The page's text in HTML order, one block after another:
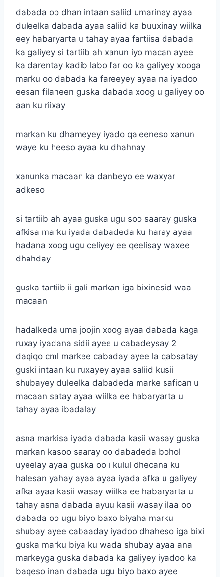
dabada oo dhan intaan saliid umarinay ayaa
duleelka dabada ayaa saliid ka buuxinay wiilka
eey habaryarta u tahay ayaa fartiisa dabada
ka galiyey si tartiib ah xanun iyo macan ayee
ka darentay kadib labo far oo ka galiyey xooga
marku oo dabada ka fareeyey ayaa na iyadoo
eesan filaneen guska dabada xoog u galiyey oo
aan ku riixay
markan ku dhameyey iyado qaleeneso xanun
waye ku heeso ayaa ku dhahnay
xanunka macaan ka danbeyo ee waxyar
adkeso
si tartiib ah ayaa guska ugu soo saaray guska
afkisa marku iyada dabadeda ku haray ayaa
hadana xoog ugu celiyey ee qeelisay waxee
dhahday
guska tartiib ii gali markan iga bixinesid waa
macaan
hadalkeda uma joojin xoog ayaa dabada kaga
ruxay iyadana sidii ayee u cabadeysay 2
daqiqo cml markee cabaday ayee la qabsatay
guski intaan ku ruxayey ayaa saliid kusii
shubayey duleelka dabadeda marke safican u
macaan satay ayaa wiilka ee habaryarta u
tahay ayaa ibadalay
asna markisa iyada dabada kasii wasay guska
markan kasoo saaray oo dabadeda bohol
uyeelay ayaa guska oo i kulul dhecana ku
halesan yahay ayaa ayaa iyada afka u galiyey
afka ayaa kasii wasay wiilka ee habaryarta u
tahay asna dabada ayuu kasii wasay ilaa oo
dabada oo ugu biyo baxo biyaha marku
shubay ayee cabaaday iyadoo dhaheso iga bixi
guska marku biya ku wada shubay ayaa ana
markeyga guska dabada ka galiyey iyadoo ka
baqeso inan dabada ugu biyo baxo ayee